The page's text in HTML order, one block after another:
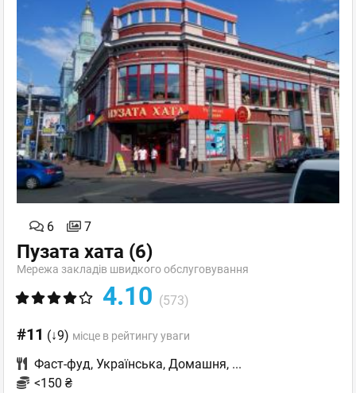
6 7
Пузата хата (6)
Мережа закладів швидкого обслуговування
4.10 (573)
#11 (↓9) місце в рейтингу уваги
Фаст-фуд, Українська, Домашня, ...
<150 ₴